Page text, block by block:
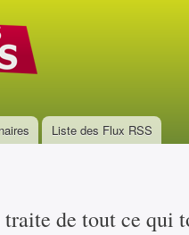
Liste des Flux RSS
de tout ce qui